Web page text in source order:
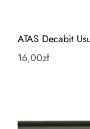
ATAS Decabit
16,00zł